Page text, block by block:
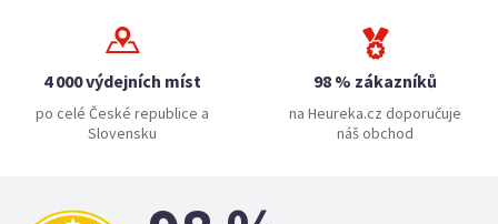
4 000 výdejních míst
po celé České republice a
Slovensku
98 % zákazníků
na Heureka.cz doporučuje
náš obchod